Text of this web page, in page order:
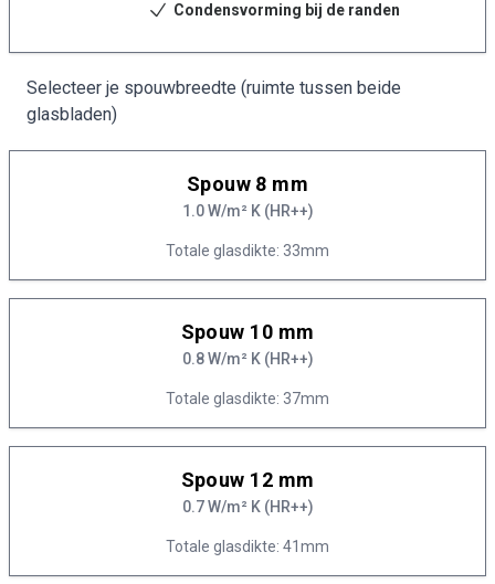
Condensvorming bij de randen
Selecteer je spouwbreedte (ruimte tussen beide
glasbladen)
Spouw 8 mm
1.0 W/m² K (HR++)
Totale glasdikte: 33mm
Spouw 10 mm
0.8 W/m² K (HR++)
Totale glasdikte: 37mm
Spouw 12 mm
0.7 W/m² K (HR++)
Totale glasdikte: 41mm